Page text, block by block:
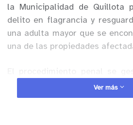
la Municipalidad de Quillota
delito en flagrancia y
una adulta mayor que se
una de las propiedades
madrugada tras el llamado
al fono de emergencias
Ver más